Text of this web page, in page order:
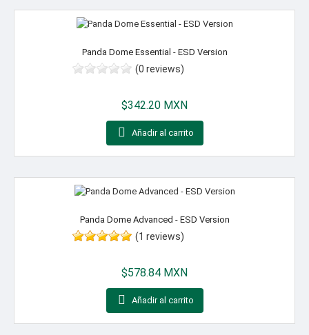
Panda Dome Essential - ESD Version
(0 reviews)
$342.20 MXN
 Añadir al carrito
Panda Dome Advanced - ESD Version
(1 reviews)
$578.84 MXN
 Añadir al carrito